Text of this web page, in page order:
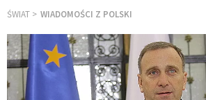
ŚWIAT WIADOMOŚCI Z POLSKI